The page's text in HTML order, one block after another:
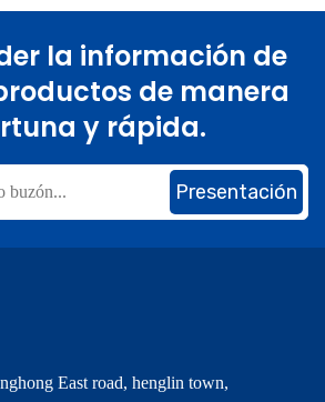
la información de
de manera
y rápida.
Presentación
East road, henglin town,